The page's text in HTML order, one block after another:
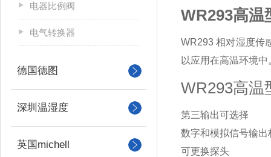
电器比例阀
电气转换器
德国德图
深圳温湿度
英国michell
WR293高温
WR293 相对湿度传
以应用在高温环境
WR293高温
第三输出可选择
数字和模拟信号输出
可更换探头